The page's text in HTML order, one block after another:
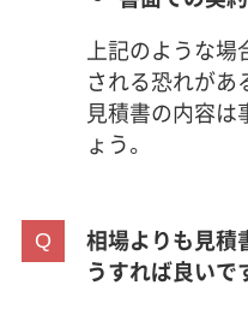
上記のような場
される恐れがあ
見積書の内容は
ょう。
相場よりも見積
うすれば良いで